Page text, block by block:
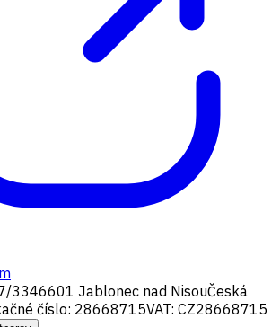
3346601 Jablonec nad NisouČeská
číslo: 28668715VAT: CZ28668715